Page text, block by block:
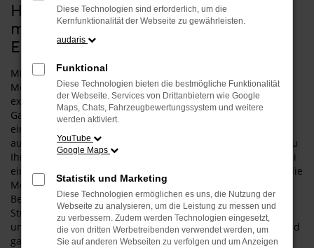
Hyundai SANTA FE Neuwagen –
maßgeschneiderte Qualität für
Ergolding
Mit einem Hyundai SANTA FE Neuwagen gehen Sie für Ihre
Mobilität in Ergolding auf Nummer sicher und steigen in
exakt das Fahrzeug, das Ihnen zusagt. Was das bedeutet?
Ganz konkret, dass wir Sie umfangreich beraten und zudem
einen Konfigurator anbieten. Entsprechend wählen Sie wie
aus einer „Speisekarte“ all die Extras und Ausstattung, die zu
Ihnen und zu Ergolding passt. Darüber hinaus haben Sie bei
einem Hyundai SANTA FE Neuwagen auch die Möglichkeit, die
Motorisierung und die Lackfarbe individuell festzulegen.
Bevor Sie in Ihr persönliches Modell steigen und auf den
Straßen von Ergolding durchstarten, beraten wir Sie
umfangreich und stellen sicher, dass Ihre Wahl auch voll und
ganz zu Ihrem Fahrprofil passt.
Diese Technologien sind erforderlich, um die
Kernfunktionalität der Webseite zu gewährleisten.
audaris
Funktional
Diese Technologien bieten die bestmögliche Funktionalität
der Webseite. Services von Drittanbietern wie Google
Maps, Chats, Fahrzeugbewertungssystem und weitere
werden aktiviert.
YouTube
Google Maps
Statistik und Marketing
Diese Technologien ermöglichen es uns, die Nutzung der
Webseite zu analysieren, um die Leistung zu messen und
zu verbessern. Zudem werden Technologien eingesetzt,
die von dritten Werbetreibenden verwendet werden, um
Sie auf anderen Webseiten zu verfolgen und um Anzeigen